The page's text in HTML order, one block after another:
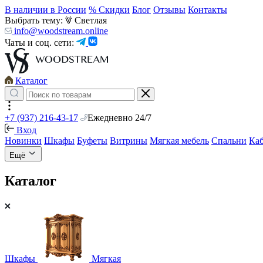
В наличии в России % Скидки Блог Отзывы Контакты
Выбрать тему:
Светлая
info@woodstream.online
Чаты и соц. сети:
Каталог
+7 (937) 216-43-17
Ежедневно 24/7
Вход
Новинки Шкафы Буфеты Витрины Мягкая мебель Спальни
Ещё
Каталог
Шкафы Мягкая